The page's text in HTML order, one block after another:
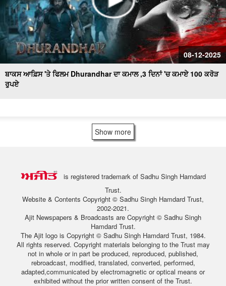
08-12-2025
ਬਾਕਸ ਆਫ਼ਿਸ 'ਤੇ ਫਿਲਮ Dhurandhar ਦਾ ਕਮਾਲ ,3 ਦਿਨਾਂ 'ਚ ਕਮਾਏ 100 ਕਰੋੜ
ਰੁਪਏ
Show more
is registered trademark of Sadhu Singh Hamdard
Trust.
Website & Contents Copyright © Sadhu Singh Hamdard Trust,
2002-2021.
Ajit Newspapers & Broadcasts are Copyright © Sadhu Singh
Hamdard Trust.
The Ajit logo is Copyright © Sadhu Singh Hamdard Trust, 1984.
All rights reserved. Copyright materials belonging to the Trust may
not in whole or in part be produced, reproduced, published,
rebroadcast, modified, translated, converted, performed,
adapted,communicated by electromagnetic or optical means or
exhibited without the prior written consent of the Trust.